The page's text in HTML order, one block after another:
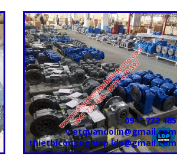
0941 732 485
vietquandolin@gmail.com
thietbicongnghiep.ldp@gmail.com